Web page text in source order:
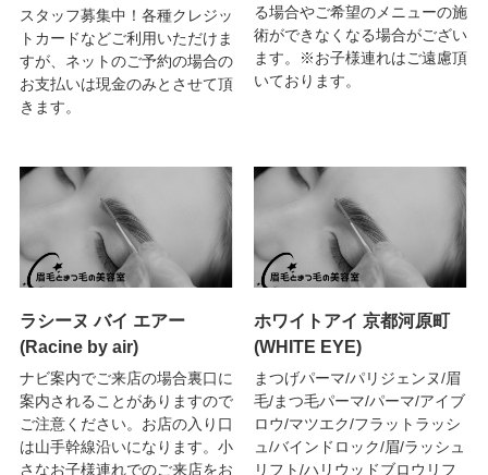
スタッフ募集中！各種クレジッ
トカードなどご利用いただけま
すが、ネットのご予約の場合の
お支払いは現金のみとさせて頂
きます。
る場合やご希望のメニューの施
術ができなくなる場合がござい
ます。※お子様連れはご遠慮頂
いております。
ラシーヌ バイ エアー
(Racine by air)
ナビ案内でご来店の場合裏口に
案内されることがありますので
ご注意ください。お店の入り口
は山手幹線沿いになります。小
さなお子様連れでのご来店をお
ホワイトアイ 京都河原町
(WHITE EYE)
まつげパーマ/パリジェンヌ/眉
毛/まつ毛パーマ/パーマ/アイブ
ロウ/マツエク/フラットラッシ
ュ/バインドロック/眉/ラッシュ
リフト/ハリウッドブロウリフ